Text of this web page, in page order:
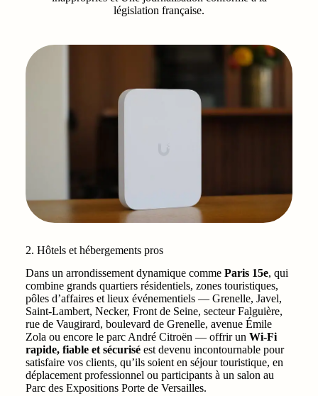
législation française.
2. Hôtels et hébergements pros
Dans un arrondissement dynamique comme Paris 15e, qui
combine grands quartiers résidentiels, zones touristiques,
pôles d’affaires et lieux événementiels — Grenelle, Javel,
Saint-Lambert, Necker, Front de Seine, secteur Falguière,
rue de Vaugirard, boulevard de Grenelle, avenue Émile
Zola ou encore le parc André Citroën — offrir un Wi-Fi
rapide, fiable et sécuriséest devenu incontournable pour
satisfaire vos clients, qu’ils soient en séjour touristique, en
déplacement professionnel ou participants à un salon au
Parc des Expositions Porte de Versailles.